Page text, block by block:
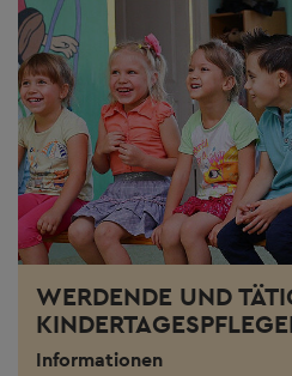
WERDENDE UND
Informationen